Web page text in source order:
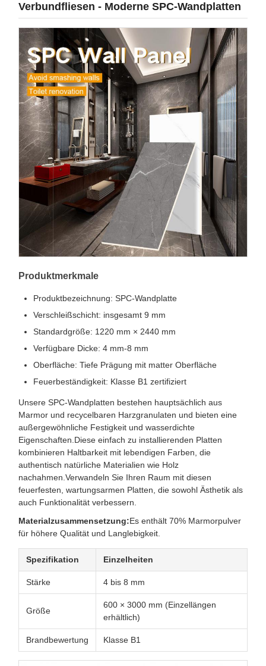
Verbundfliesen - Moderne SPC-Wandplatten
Produktmerkmale
Produktbezeichnung: SPC-Wandplatte
Verschleißschicht: insgesamt 9 mm
Standardgröße: 1220 mm × 2440 mm
Verfügbare Dicke: 4 mm-8 mm
Oberfläche: Tiefe Prägung mit matter Oberfläche
Feuerbeständigkeit: Klasse B1 zertifiziert
Unsere SPC-Wandplatten bestehen hauptsächlich aus
Marmor und recycelbaren Harzgranulaten und bieten eine
außergewöhnliche Festigkeit und wasserdichte
Eigenschaften.Diese einfach zu installierenden Platten
kombinieren Haltbarkeit mit lebendigen Farben, die
authentisch natürliche Materialien wie Holz
nachahmen.Verwandeln Sie Ihren Raum mit diesen
feuerfesten, wartungsarmen Platten, die sowohl Ästhetik als
auch Funktionalität verbessern.
Materialzusammensetzung:Es enthält 70% Marmorpulver
für höhere Qualität und Langlebigkeit.
Spezifikation Einzelheiten
Stärke 4 bis 8 mm
Größe
600 × 3000 mm (Einzellängen
erhältlich)
Brandbewertung Klasse B1